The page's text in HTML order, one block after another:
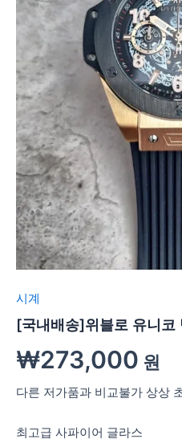
시계
[국내배송]위블로 유니코
₩273,000 원
다른 저가품과 비교불가 상상
최고급 사파이어 글라스